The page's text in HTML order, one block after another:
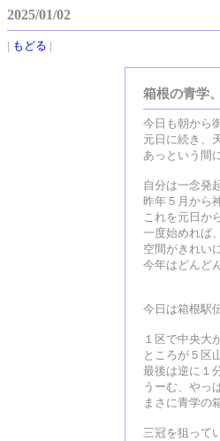
2025/01/02
| もどる |
箱根の青学
今日も朝から
元日に続き、
あっという間
自分は一念発
昨年５月から
これを元日か
一度始めれば
空間がきれい
今年はどんど
今日は箱根駅
１区で中央大
ところが５区
最後は逆に１
うーむ、やっ
まさに青学の
三冠を狙って